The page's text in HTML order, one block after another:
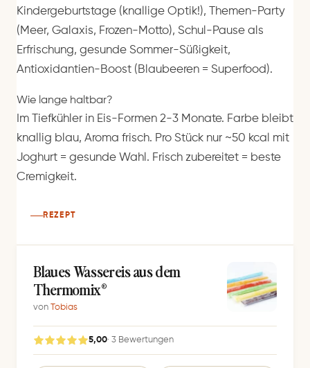
Kindergeburtstage (knallige Optik!), Themen-Party
(Meer, Galaxis, Frozen-Motto), Schul-Pause als
Erfrischung, gesunde Sommer-Süßigkeit,
Antioxidantien-Boost (Blaubeeren = Superfood).
Wie lange haltbar?
Im Tiefkühler in Eis-Formen 2-3 Monate. Farbe bleibt
knallig blau, Aroma frisch. Pro Stück nur ~50 kcal mit
Joghurt = gesunde Wahl. Frisch zubereitet = beste
Cremigkeit.
REZEPT
Blaues Wassereis aus dem
Thermomix®
von Tobias
5,00· 3 Bewertungen